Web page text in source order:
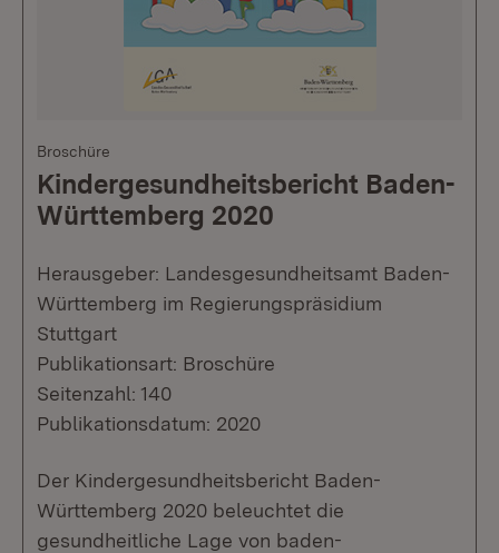
Broschüre
Kindergesundheitsbericht Baden-
Württemberg 2020
Herausgeber: Landesgesundheitsamt Baden-
Württemberg im Regierungspräsidium
Stuttgart
Publikationsart: Broschüre
Seitenzahl: 140
Publikationsdatum: 2020
​Der Kindergesundheitsbericht Baden-
Württemberg 2020 beleuchtet die
gesundheitliche Lage von baden-